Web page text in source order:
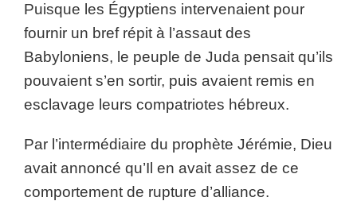
Puisque les Égyptiens intervenaient pour
fournir un bref répit à l’assaut des
Babyloniens, le peuple de Juda pensait qu’ils
pouvaient s’en sortir, puis avaient remis en
esclavage leurs compatriotes hébreux.
Par l’intermédiaire du prophète Jérémie, Dieu
avait annoncé qu’Il en avait assez de ce
comportement de rupture d’alliance.